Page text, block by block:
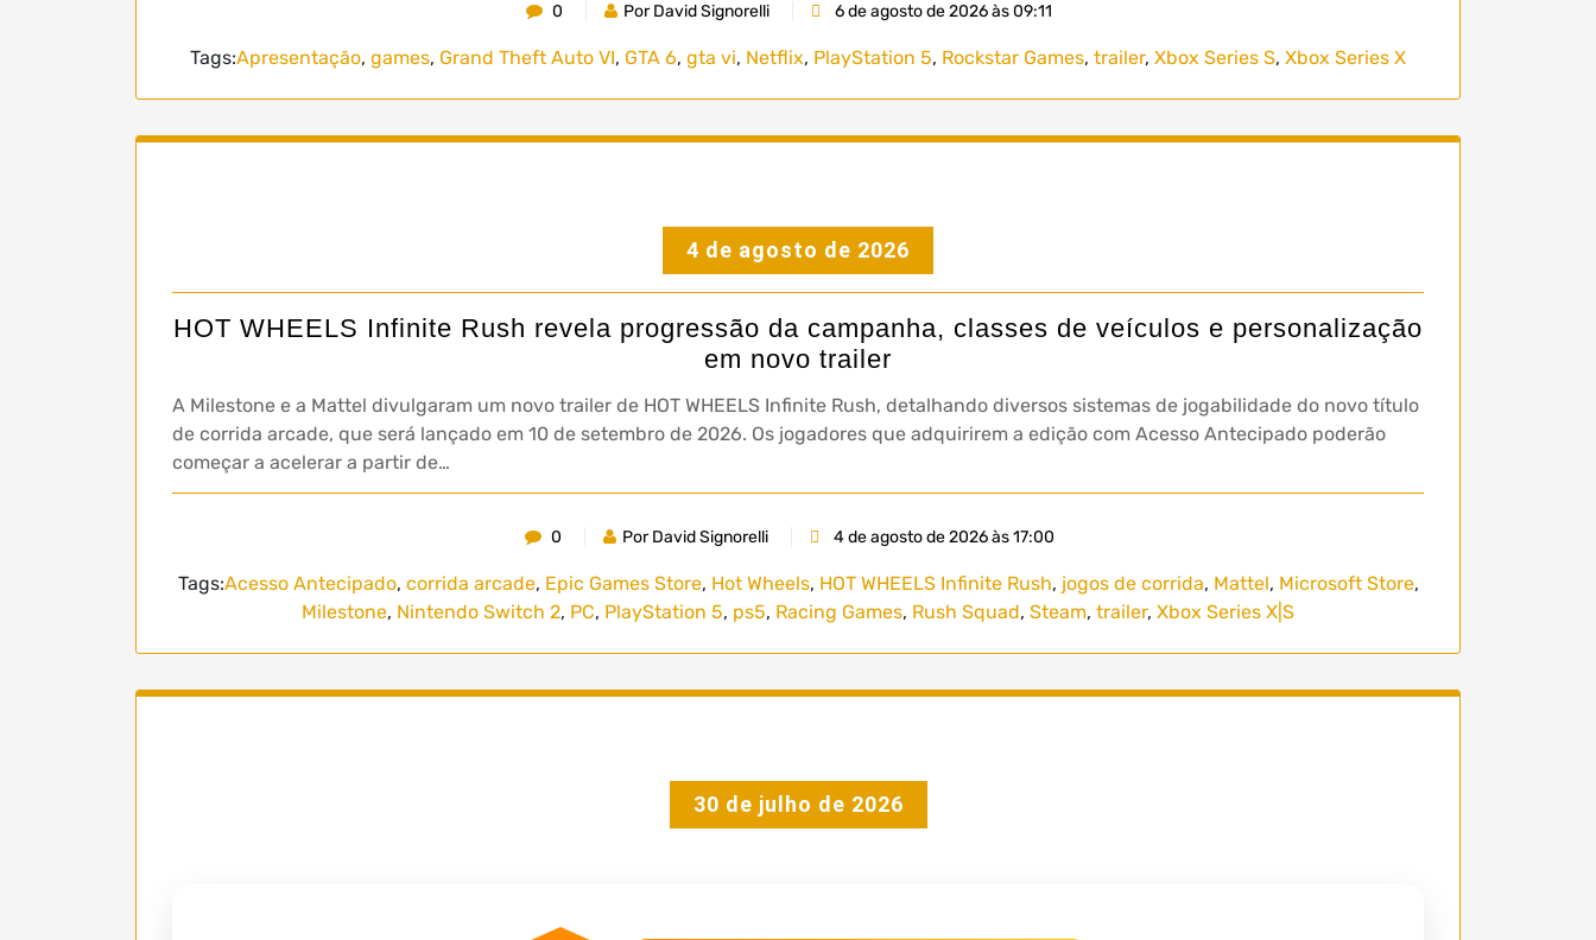
0 Por David Signorelli 6 de agosto de 2026 às 09:11
Tags:Apresentação, games, Grand Theft Auto VI, GTA 6, gta vi, Netflix, PlayStation 5, Rockstar Games, trailer, Xbox Series S, Xbox Series X
4 de agosto de 2026
HOT WHEELS Infinite Rush revela progressão da campanha, classes de veículos e personalização
em novo trailer
A Milestone e a Mattel divulgaram um novo trailer de HOT WHEELS Infinite Rush, detalhando diversos sistemas de jogabilidade do novo título
de corrida arcade, que será lançado em 10 de setembro de 2026. Os jogadores que adquirirem a edição com Acesso Antecipado poderão
começar a acelerar a partir de…
0 Por David Signorelli 4 de agosto de 2026 às 17:00
Tags:Acesso Antecipado, corrida arcade, Epic Games Store, Hot Wheels, HOT WHEELS Infinite Rush, jogos de corrida, Mattel, Microsoft Store,
Milestone, Nintendo Switch 2, PC, PlayStation 5, ps5, Racing Games, Rush Squad, Steam, trailer, Xbox Series X|S
30 de julho de 2026